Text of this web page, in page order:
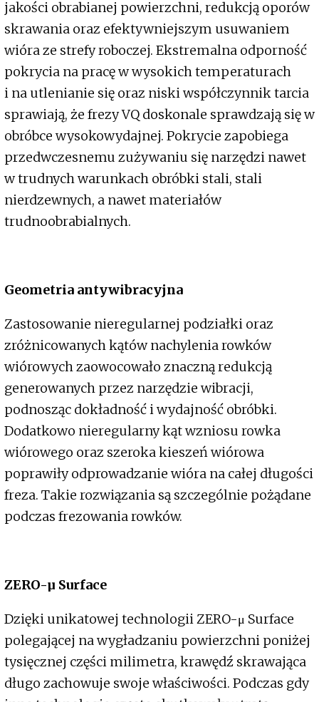
jakości obrabianej powierzchni, redukcją oporów
skrawania oraz efektywniejszym usuwaniem
wióra ze strefy roboczej. Ekstremalna odporność
pokrycia na pracę w wysokich temperaturach
i na utlenianie się oraz niski współczynnik tarcia
sprawiają, że frezy VQ doskonale sprawdzają się w
obróbce wysokowydajnej. Pokrycie zapobiega
przedwczesnemu zużywaniu się narzędzi nawet
w trudnych warunkach obróbki stali, stali
nierdzewnych, a nawet materiałów
trudnoobrabialnych.
Geometria antywibracyjna
Zastosowanie nieregularnej podziałki oraz
zróżnicowanych kątów nachylenia rowków
wiórowych zaowocowało znaczną redukcją
generowanych przez narzędzie wibracji,
podnosząc dokładność i wydajność obróbki.
Dodatkowo nieregularny kąt wzniosu rowka
wiórowego oraz szeroka kieszeń wiórowa
poprawiły odprowadzanie wióra na całej długości
freza. Takie rozwiązania są szczególnie pożądane
podczas frezowania rowków.
ZERO-µ Surface
Dzięki unikatowej technologii ZERO-μ Surface
polegającej na wygładzaniu powierzchni poniżej
tysięcznej części milimetra, krawędź skrawająca
długo zachowuje swoje właściwości. Podczas gdy